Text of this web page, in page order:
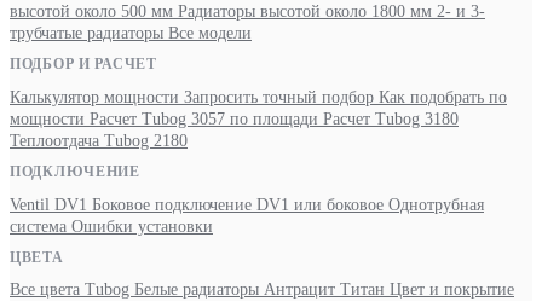
высотой около 500 мм Радиаторы высотой около 1800 мм 2- и 3-
трубчатые радиаторы Все модели
ПОДБОР И РАСЧЕТ
Калькулятор мощности Запросить точный подбор Как подобрать по
мощности Расчет Tubog 3057 по площади Расчет Tubog 3180
Теплоотдача Tubog 2180
ПОДКЛЮЧЕНИЕ
Ventil DV1 Боковое подключение DV1 или боковое Однотрубная
система Ошибки установки
ЦВЕТА
Все цвета Tubog Белые радиаторы Антрацит Титан Цвет и покрытие